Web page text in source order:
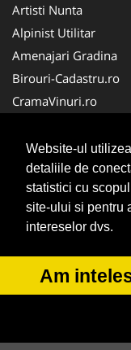
Website-ul
detaliile de
statistici cu
site-ului si pentru
intereselor dvs.
Am
Artisti Nunta
Alpinist Utilitar
Amenajari Gradina
Birouri-Cadastru.ro
CramaVinuri.ro
Servicii-DDD.com
Ambalaje Romania
Cabinet-Individual.ro
CentruInchirieri.ro
© 2014-2026ANPC